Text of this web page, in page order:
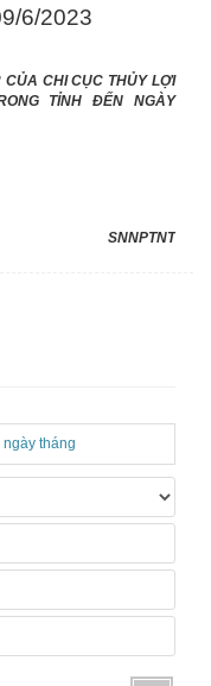
6/2023
CHI CỤC THỦY LỢI
TỈNH ĐẾN NGÀY
SNNPTNT
tháng